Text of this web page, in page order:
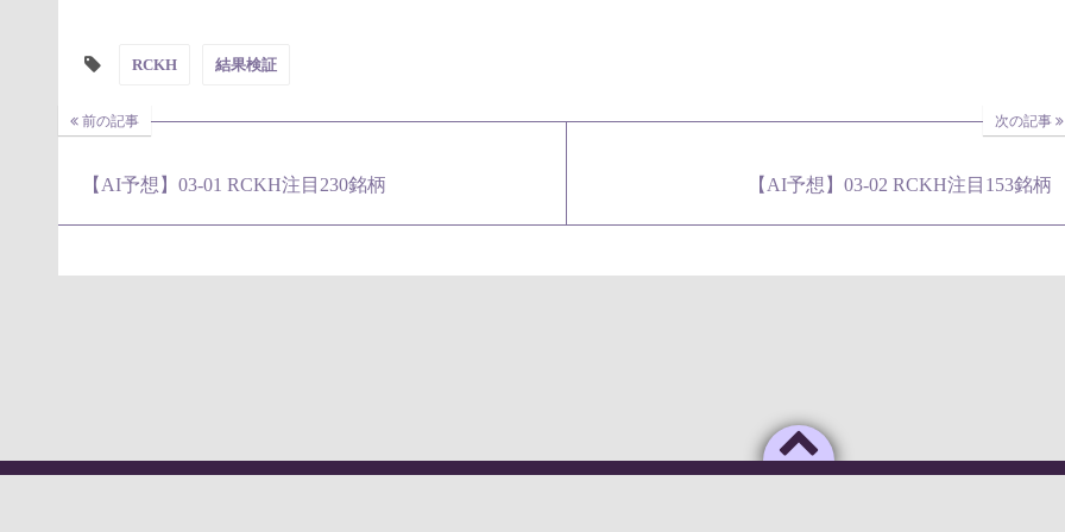
RCKH 結果検証
前の記事
【AI予想】03-01 RCKH注目230銘柄
次の記事
【AI予想】03-02 RCKH注目153銘柄